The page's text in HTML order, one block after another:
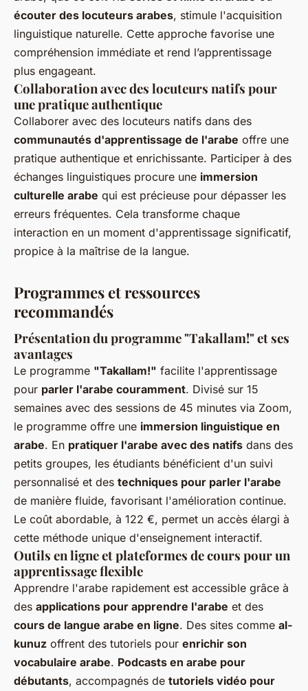
écouter des locuteurs arabes, stimule l'acquisition
linguistique naturelle. Cette approche favorise une
compréhension immédiate et rend l’apprentissage
plus engageant.
Collaboration avec des locuteurs natifs pour
une pratique authentique
Collaborer avec des locuteurs natifs dans des
communautés d'apprentissage de l'arabe offre une
pratique authentique et enrichissante. Participer à des
échanges linguistiques procure une immersion
culturelle arabe qui est précieuse pour dépasser les
erreurs fréquentes. Cela transforme chaque
interaction en un moment d'apprentissage significatif,
propice à la maîtrise de la langue.
Programmes et ressources
recommandés
Présentation du programme "Takallam!" et ses
avantages
Le programme "Takallam!" facilite l'apprentissage
pour parler l'arabe couramment. Divisé sur 15
semaines avec des sessions de 45 minutes via Zoom,
le programme offre une immersion linguistique en
arabe. En pratiquer l'arabe avec des natifs dans des
petits groupes, les étudiants bénéficient d'un suivi
personnalisé et des techniques pour parler l'arabe
de manière fluide, favorisant l'amélioration continue.
Le coût abordable, à 122 €, permet un accès élargi à
cette méthode unique d'enseignement interactif.
Outils en ligne et plateformes de cours pour un
apprentissage flexible
Apprendre l'arabe rapidement est accessible grâce à
des applications pour apprendre l'arabe et des
cours de langue arabe en ligne. Des sites comme al-
kunuz offrent des tutoriels pour enrichir son
vocabulaire arabe. Podcasts en arabe pour
débutants, accompagnés de tutoriels vidéo pour